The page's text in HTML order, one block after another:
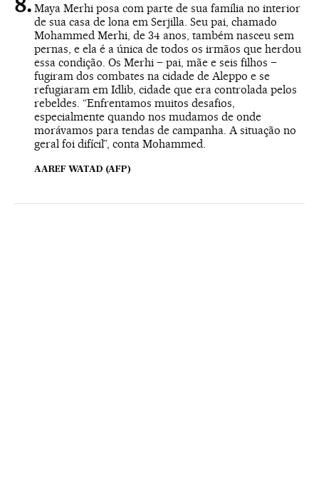
Maya Merhi posa com parte de sua família no interior
de sua casa de lona em Serjilla. Seu pai, chamado
Mohammed Merhi, de 34 anos, também nasceu sem
pernas, e ela é a única de todos os irmãos que herdou
essa condição. Os Merhi – pai, mãe e seis filhos –
fugiram dos combates na cidade de Aleppo e se
refugiaram em Idlib, cidade que era controlada pelos
rebeldes. “Enfrentamos muitos desafios,
especialmente quando nos mudamos de onde
morávamos para tendas de campanha. A situação no
geral foi difícil”, conta Mohammed.
AAREF WATAD (AFP)